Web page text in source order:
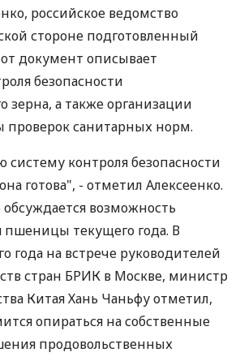
российское ведомство
стороне подготовленный
документ описывает
безопасности
зерна, а также организации
проверок санитарных норм.
систему контроля безопасности
готова", - отметил Алексеенко.
возможность
пшеницы текущего года. В
года на встрече руководителей
стран БРИК в Москве, министр
Китая Хань Чаньфу отметил,
опираться на собственные
продовольственных